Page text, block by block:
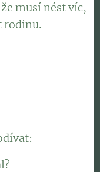
musí nést víc,
rodinu.